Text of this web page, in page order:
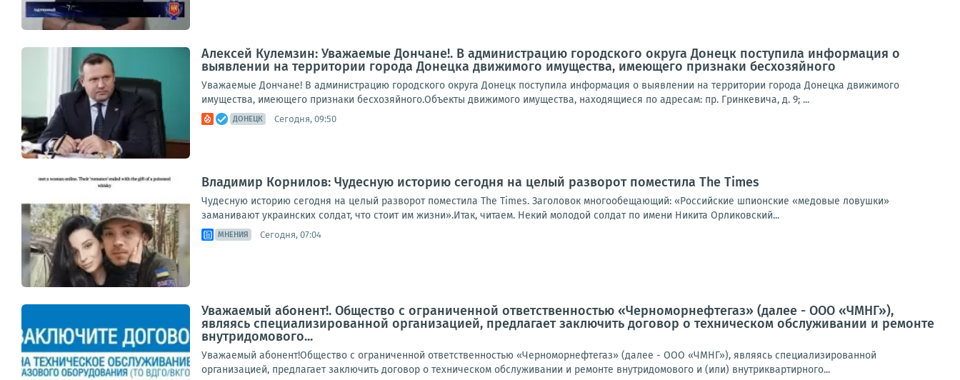
Алексей Кулемзин: Уважаемые Дончане!. В администрацию городского округа Донецк поступила информация о
выявлении на территории города Донецка движимого имущества, имеющего признаки бесхозяйного
Уважаемые Дончане! В администрацию городского округа Донецк поступила информация о выявлении на территории города Донецка движимого
имущества, имеющего признаки бесхозяйного.Объекты движимого имущества, находящиеся по адресам: пр. Гринкевича, д. 9; ...
ДОНЕЦК Сегодня, 09:50
Владимир Корнилов: Чудесную историю сегодня на целый разворот поместила The Times
Чудесную историю сегодня на целый разворот поместила The Times. Заголовок многообещающий: «Российские шпионские «медовые ловушки»
заманивают украинских солдат, что стоит им жизни».Итак, читаем. Некий молодой солдат по имени Никита Орликовский...
МНЕНИЯ Сегодня, 07:04
Уважаемый абонент!. Общество с ограниченной ответственностью «Черноморнефтегаз» (далее - ООО «ЧМНГ»),
являясь специализированной организацией, предлагает заключить договор о техническом обслуживании и ремонте
внутридомового...
Уважаемый абонент!Общество с ограниченной ответственностью «Черноморнефтегаз» (далее - ООО «ЧМНГ»), являясь специализированной
организацией, предлагает заключить договор о техническом обслуживании и ремонте внутридомового и (или) внутриквартирного...